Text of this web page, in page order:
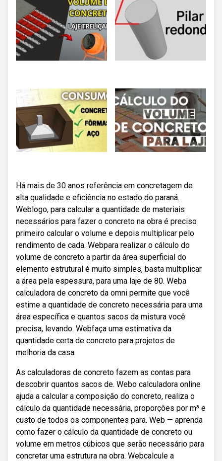
Há mais de 30 anos referência em concretagem de
alta qualidade e eficiência no estado do paraná.
Weblogo, para calcular a quantidade de materiais
necessários para fazer o concreto na obra é preciso
primeiro calcular o volume e depois multiplicar pelo
rendimento de cada. Webpara realizar o cálculo do
volume de concreto a partir da área superficial do
elemento estrutural é muito simples, basta multiplicar
a área pela espessura, para uma laje de 80. Weba
calculadora de concreto da omni permite que você
estime a quantidade de concreto necessária para uma
área específica e quantos sacos da mistura você
precisa, levando. Webfaça uma estimativa da
quantidade certa de concreto para projetos de
melhoria da casa.
As calculadoras de concreto fazem as contas para
descobrir quantos sacos de. Webo calculadora online
ajuda a calcular a composição do concreto, realiza o
cálculo da quantidade necessária, proporções por m³ e
custo de todos os componentes para. Web — aprenda
como fazer o cálculo da quantidade de concreto ou
volume em metros cúbicos que serão necessário para
concretar uma estrutura na obra. Webcalcule a